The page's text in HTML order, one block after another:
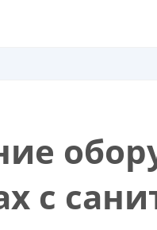
с